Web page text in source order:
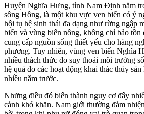
Huyện Nghĩa Hưng, tỉnh Nam Định nằm
sông Hồng, là một khu vực ven biển có ý
hội tụ hệ sinh thái đa dạng như rừng ngập
biển và vùng biển nông, không chỉ bảo tồn
cung cấp nguồn sống thiết yếu cho hàng
phương. Tuy nhiên, vùng ven biển Nghĩa
nhiều thách thức do suy thoái môi trường
hệ quả do các hoạt động khai thác thủy
nhiều năm trước.
Những điều đó biến thành nguy cơ đẩy
cảnh khó khăn. Nam giới thường đảm